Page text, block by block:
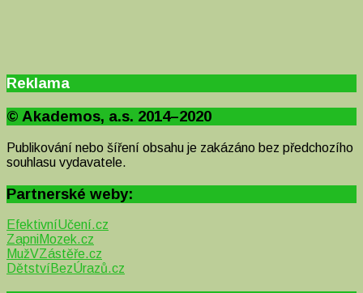
Reklama
© Akademos, a.s. 2014–2020
Publikování nebo šíření obsahu je zakázáno bez předchozího
souhlasu vydavatele.
Partnerské weby:
EfektivníUčení.cz
ZapniMozek.cz
MužVZástěře.cz
DětstvíBezÚrazů.cz